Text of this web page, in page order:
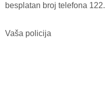
besplatan broj telefona 122.
Vaša policija